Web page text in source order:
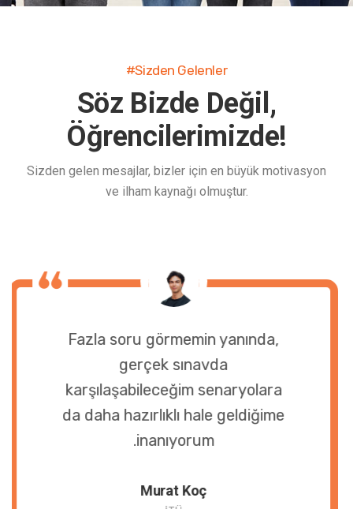
#Sizden Gelenler
Söz Bizde Değil,
Öğrencilerimizde!
Sizden gelen mesajlar, bizler için en büyük motivasyon
ve ilham kaynağı olmuştur.
Fazla soru görmemin yanında,
gerçek sınavda
karşılaşabileceğim senaryolara
da daha hazırlıklı hale geldiğime
inanıyorum.
Murat Koç